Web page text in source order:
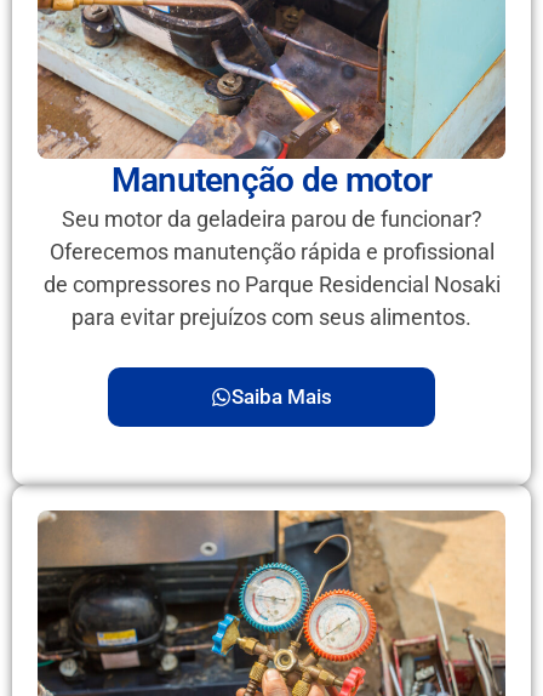
Manutenção de motor
Seu motor da geladeira parou de funcionar?
Oferecemos manutenção rápida e profissional
de compressores no Parque Residencial Nosaki
para evitar prejuízos com seus alimentos.
Saiba Mais